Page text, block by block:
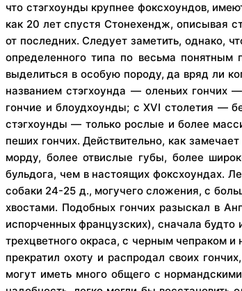
что стэгхоунды крупнее фоксхоундов,
как 20 лет спустя Стонехендж, описывая
от последних. Следует заметить, однако,
определенного типа по весьма
выделиться в особую породу, да вряд ли
названием стэгхоунда — оленьих гончих
гончие и блоудхоунды; с XVI столетия —
стэгхоунды — только рослые и более
пеших гончих. Действительно, как
морду, более отвислые губы, более
бульдога, чем в настоящих фоксхоундах.
собаки 24-25 д., могучего сложения, с
хвостами. Подобных гончих разыскал в
испорченных французских), сначала
трехцветного окраса, с черным чепраком
прекратил охоту и распродал своих
могут иметь много общего с